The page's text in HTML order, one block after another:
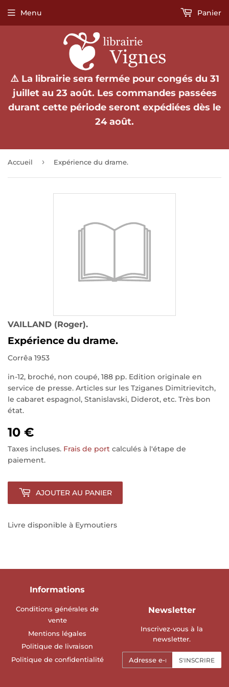
⚠️ La librairie sera fermée pour congés du 31
juillet au 23 août. Les commandes passées
durant cette période seront expédiées dès le
24 août.
Menu Panier
Accueil › Expérience du drame.
VAILLAND (Roger).
Expérience du drame.
Corrêa 1953
in-12, broché, non coupé, 188 pp. Edition originale en
service de presse. Articles sur les Tziganes Dimitrievitch,
le cabaret espagnol, Stanislavski, Diderot, etc. Très bon
état.
10 €
Taxes incluses. Frais de port calculés à l'étape de
paiement.
AJOUTER AU PANIER
Livre disponible à Eymoutiers
Informations
Conditions générales de
vente
Mentions légales
Politique de livraison
Politique de confidentialité
Newsletter
Inscrivez-vous à la
newsletter.
mails
S'INSCRIRE